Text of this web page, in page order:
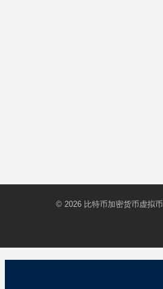
© 2026 比特币加密货币虚拟币